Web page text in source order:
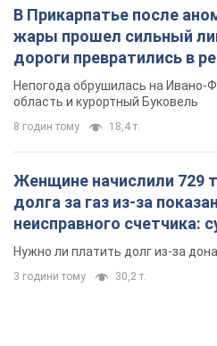
В Прикарпатье после
жары прошел сильный
дороги превратились в
Непогода обрушилась на Ивано-
область и курортный Буковель
8 годин тому 18,4 т.
Женщине начислили 729
долга за газ из-за
неисправного счетчика:
вынес неожиданное
Нужно ли платить долг из-за
3 години тому 30,2 т.